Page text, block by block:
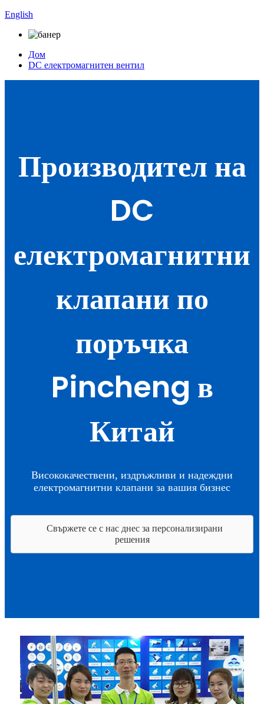
English
Дом
DC електромагнитен вентил
Производител на
DC
електромагнитни
клапани по
поръчка
Pincheng в
Китай
Висококачествени, издръжливи и надеждни
електромагнитни клапани за вашия бизнес
Свържете се с нас днес за персонализирани
решения